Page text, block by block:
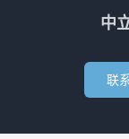
中
联